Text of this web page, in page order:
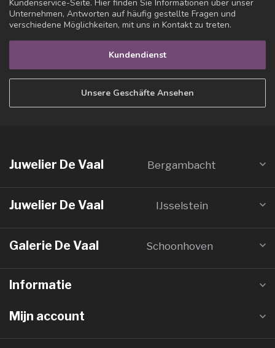
Kundenservice-Seite. Hier finden Sie Informationen über unser
Unternehmen, Antworten auf häufig gestellte Fragen und
verschiedene Möglichkeiten, mit uns in Kontakt zu treten.
Kundendienst
Unsere Geschäfte Ansehen
Juwelier De Vaal Bergambacht
Juwelier De Vaal IJsselstein
Galerie De Vaal Schoonhoven
Informatie
Mijn account